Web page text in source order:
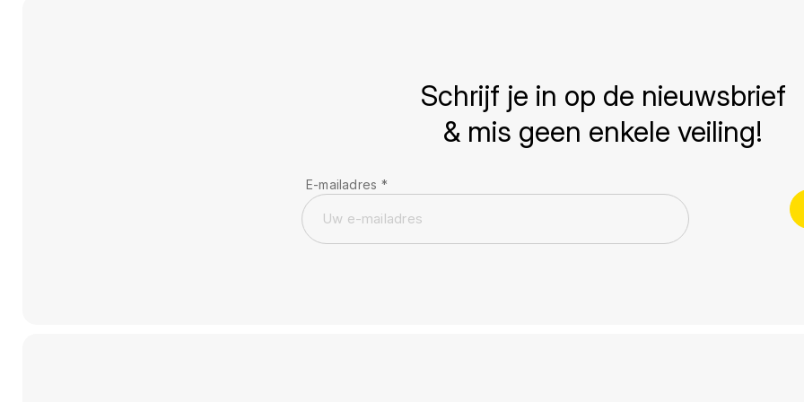
Schrijf je in op de nieuwsbrief
& mis geen enkele veiling!
E-mailadres *